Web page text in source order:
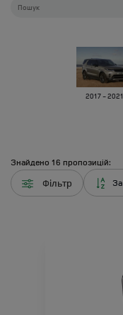
2017 - 2021
Знайдено 16 пропозицій:
Фільтр